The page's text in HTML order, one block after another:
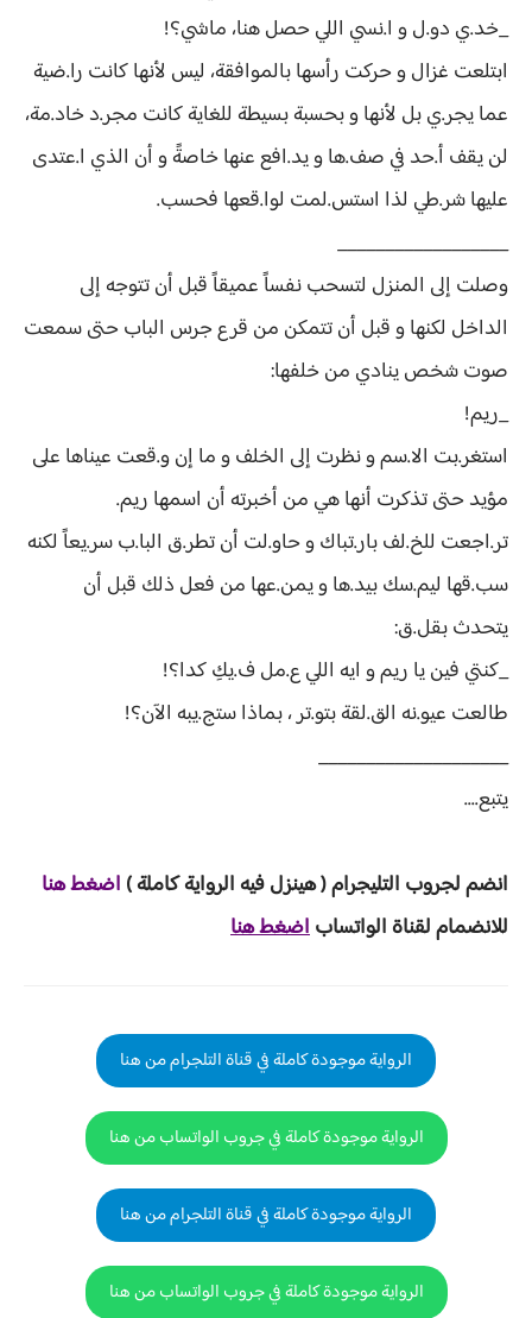
_خد.ي دو.ل و ا.نسي اللي حصل هنا، ماشي؟!
ابتلعت غزال و حركت رأسها بالموافقة، ليس لأنها كانت را.ضية
عما يجر.ي بل لأنها و بحسبة بسيطة للغاية كانت مجر.د خاد.مة،
لن يقف أ.حد في صف.ها و يد.افع عنها خاصةً و أن الذي ا.عتدى
عليها شر.طي لذا استس.لمت لوا.قعها فحسب.
__________________
وصلت إلى المنزل لتسحب نفساً عميقاً قبل أن تتوجه إلى
الداخل لكنها و قبل أن تتمكن من قرع جرس الباب حتى سمعت
صوت شخص ينادي من خلفها:
_ريم!
استغر.بت الا.سم و نظرت إلى الخلف و ما إن و.قعت عيناها على
مؤيد حتى تذكرت أنها هي من أخبرته أن اسمها ريم.
تر.اجعت للخ.لف بار.تباك و حاو.لت أن تطر.ق البا.ب سر.يعاً لكنه
سب.قها ليم.سك بيد.ها و يمن.عها من فعل ذلك قبل أن
يتحدث بقل.ق:
_كنتي فين يا ريم و ايه اللي ع.مل ف.يكِ كدا؟!
طالعت عيو.نه الق.لقة بتو.تر ، بماذا ستج.يبه الآن؟!
____________________
يتبع....
انضم لجروب التليجرام ( هينزل فيه الرواية كاملة ) اضغط هنا
للانضمام لقناة الواتساباضغط هنا
الرواية موجودة كاملة في قناة التلجرام من هنا
الرواية موجودة كاملة في جروب الواتساب من هنا
الرواية موجودة كاملة في قناة التلجرام من هنا
الرواية موجودة كاملة في جروب الواتساب من هنا